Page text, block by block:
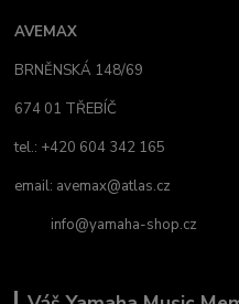
AVEMAX
BRNĚNSKÁ 148/69
674 01 TŘEBÍČ
tel.: +420 604 342 165
email: avemax@atlas.cz
info@yamaha-shop.cz